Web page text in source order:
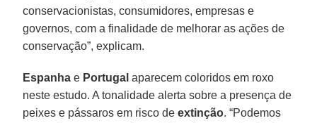
conservacionistas, consumidores, empresas e
governos, com a finalidade de melhorar as ações de
conservação”, explicam.
Espanha e Portugal aparecem coloridos em roxo
neste estudo. A tonalidade alerta sobre a presença de
peixes e pássaros em risco de extinção. “Podemos